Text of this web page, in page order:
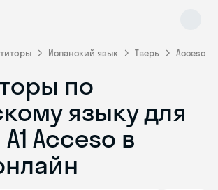
Испанский язык Тверь Acceso
по
языку для
Acceso в